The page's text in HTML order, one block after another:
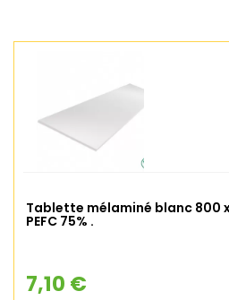
Tablette mélaminé blanc 800
PEFC 75% .
7,10 €